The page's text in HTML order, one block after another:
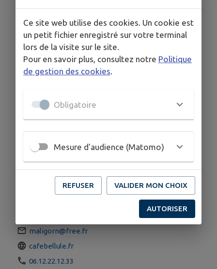
Possibilité de déjeuner certains midi (sur
réservation)
Chemins de randonnée à proximité
HORAIRES
Ouvert de 11 h à 20h.
Mercredi-jeudi-vendredi-samedi-dimanche et plus
pendant les vacances
4 Kergoguen Bihan 22420 Le Vieux-Marché
maligorn@free.fr
cafebellule.fr
06.12.22.12.33
Ce site web utilise des cookies. Un cookie est
un petit fichier enregistré sur votre terminal
lors de la visite sur le site.
Pour en savoir plus, consultez notre Politique
de gestion des cookies.
Obligatoire
Mesure d'audience (Matomo)
REFUSER VALIDER MON CHOIX
AUTORISER